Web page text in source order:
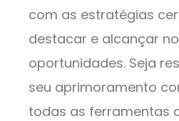
com as estratégias
destacar e alcançar
oportunidades. Seja
seu aprimoramento
todas as ferramentas